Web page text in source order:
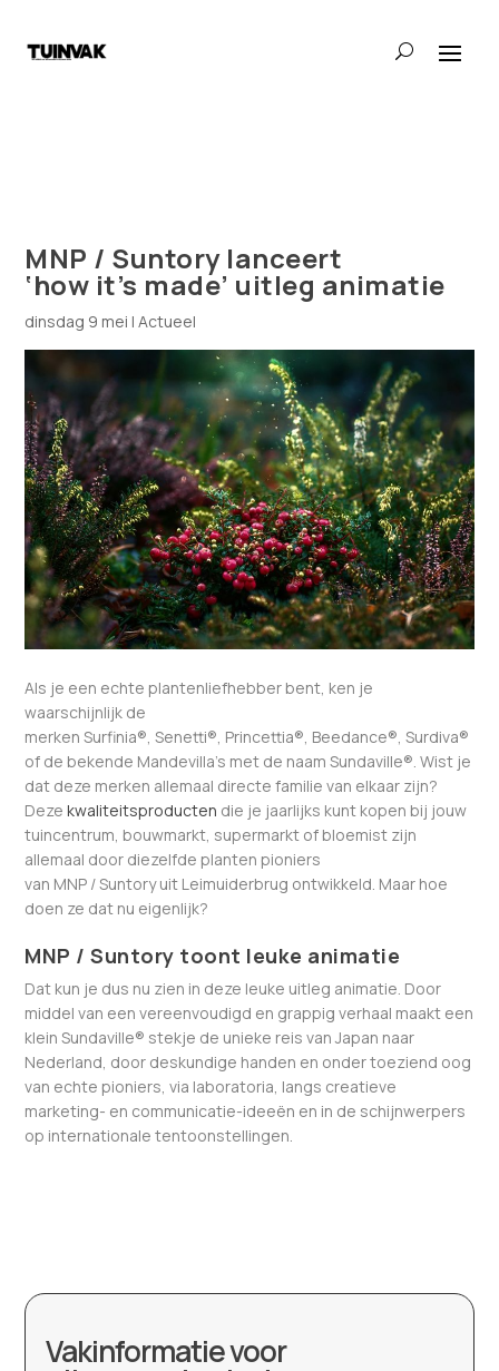
MNP / Suntory lanceert
‘how it’s made’ uitleg animatie
dinsdag 9 mei |Actueel
Als je een echte plantenliefhebber bent, ken je
waarschijnlijk de
merken Surfinia®, Senetti®, Princettia®, Beedance®, Surdiva®
of de bekende Mandevilla’s met de naam Sundaville®. Wist je
dat deze merken allemaal directe familie van elkaar zijn?
Dezekwaliteitsproducten die je jaarlijks kunt kopen bij jouw
tuincentrum, bouwmarkt, supermarkt of bloemist zijn
allemaal door diezelfde planten pioniers
van MNP / Suntory uit Leimuiderbrug ontwikkeld. Maar hoe
doen ze dat nu eigenlijk?
MNP / Suntory toont leuke animatie
Dat kun je dus nu zien in deze leuke uitleg animatie. Door
middel van een vereenvoudigd en grappig verhaal maakt een
klein Sundaville® stekje de unieke reis van Japan naar
Nederland, door deskundige handen en onder toeziend oog
van echte pioniers, via laboratoria, langs creatieve
marketing- en communicatie-ideeën en in de schijnwerpers
op internationale tentoonstellingen.
Vakinformatie voor